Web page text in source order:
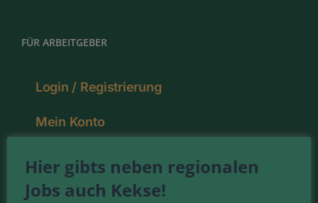
FÜR ARBEITGEBER
Login / Registrierung
Mein Konto
Pakete
Deine Vorteile
Hier gibts neben regionalen
Jobs auch Kekse!